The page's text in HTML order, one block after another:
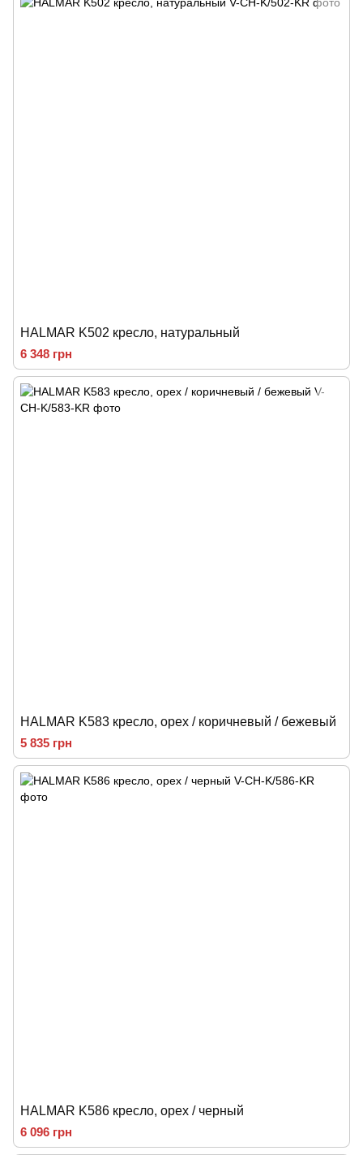
HALMAR K502 кресло, натуральный
6 348 грн
HALMAR K583 кресло, орех / коричневый / бежевый
5 835 грн
HALMAR K586 кресло, орех / черный
6 096 грн